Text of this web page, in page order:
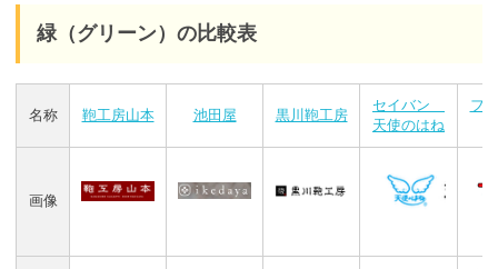
緑（グリーン）の比較表
名称 鞄工房山本 池田屋 黒川鞄工房
セイバン
天使のはね
フ
画像